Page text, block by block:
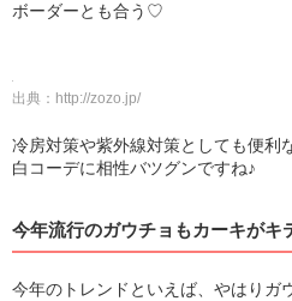
ボーダーとも合う♡
出典： http://zozo.jp/
冷房対策や紫外線対策としても便利
白コーデに相性バツグンですね♪
今年流行のガウチョもカーキがキ
今年のトレンドといえば、やはりガ